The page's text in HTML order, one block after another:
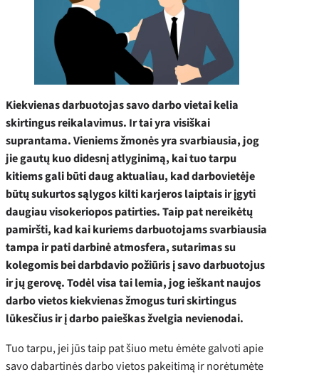
Kiekvienas darbuotojas savo darbo vietai kelia
skirtingus reikalavimus. Ir tai yra visiškai
suprantama. Vieniems žmonės yra svarbiausia, jog
jie gautų kuo didesnį atlyginimą, kai tuo tarpu
kitiems gali būti daug aktualiau, kad darbovietėje
būtų sukurtos sąlygos kilti karjeros laiptais ir įgyti
daugiau visokeriopos patirties. Taip pat nereikėtų
pamiršti, kad kai kuriems darbuotojams svarbiausia
tampa ir pati darbinė atmosfera, sutarimas su
kolegomis bei darbdavio požiūris į savo darbuotojus
ir jų gerovę. Todėl visa tai lemia, jog ieškant naujos
darbo vietos kiekvienas žmogus turi skirtingus
lūkesčius ir į darbo paieškas žvelgia nevienodai.
Tuo tarpu, jei jūs taip pat šiuo metu ėmėte galvoti apie
savo dabartinės darbo vietos pakeitimą ir norėtumėte